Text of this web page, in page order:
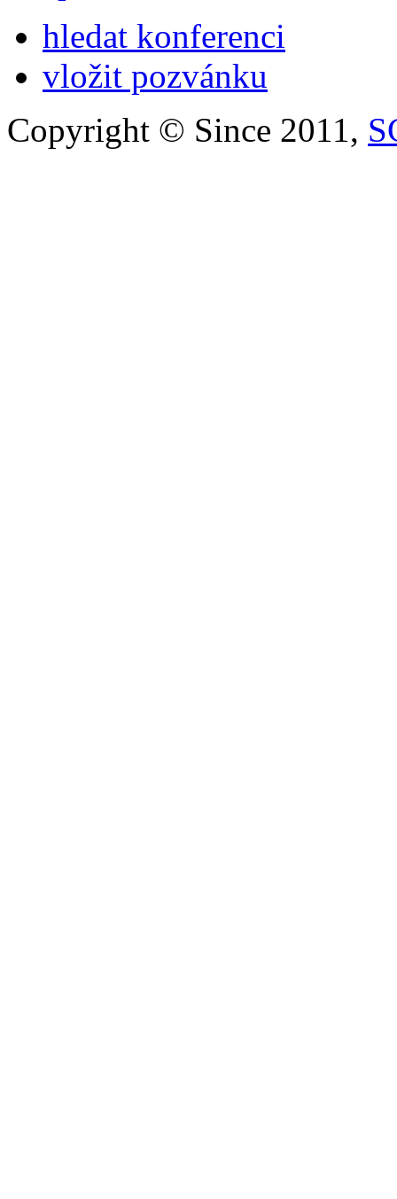
hledat konferenci
vložit pozvánku
Copyright © Since 2011,